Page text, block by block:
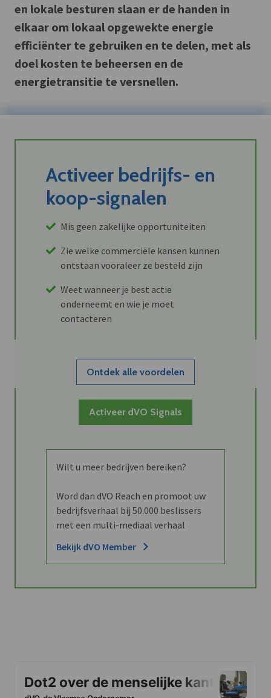
en lokale besturen slaan er de handen in
elkaar om lokaal opgewekte energie
efficiënter te gebruiken en te delen, met als
doel kosten te beheersen en de
energietransitie te versnellen.
Activeer bedrijfs- en
koop-signalen
Mis geen zakelijke opportuniteiten
Zie welke commerciële kansen kunnen
ontstaan vooraleer ze besteld zijn
Weet wanneer je best actie
onderneemt en wie je moet
contacteren
Ontdek alle voordelen
Activeer dVO Signals
Wilt u meer bedrijven bereiken?
Word dan dVO Reach en promoot uw
bedrijfsverhaal bij 50.000 beslissers
met een multi-mediaal verhaal
Bekijk dVO Member